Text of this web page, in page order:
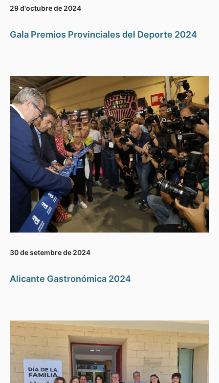
29 d'octubre de 2024
Gala Premios Provinciales del Deporte 2024
30 de setembre de 2024
Alicante Gastronómica 2024